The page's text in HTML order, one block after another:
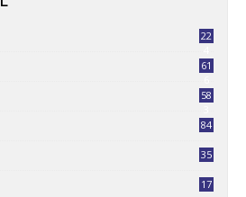
22
61
58
84
35
17